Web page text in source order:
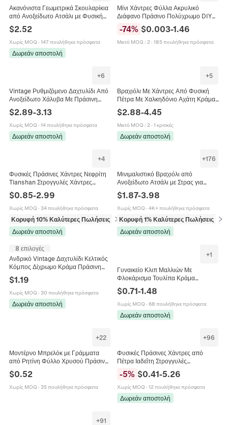
Ακανόνιστα Γεωμετρικά Σκουλαρίκια
από Ανοξείδωτο Ατσάλι με Φυσική
Αγίου Πατρικίου
$2.52
Χωρίς MOQ · 147 πουλήθηκε πρόσφατα
Δωρεάν αποστολή
Μίνι Χάντρες Φύλλα Ακρυλικό
Διάφανο Πράσινο Πολύχρωμο DIY
Σκουλαρίκια Βραχιόλια
-74% $0.003-1.46
Μικτό MOQ : 2· 185 πουλήθηκε πρόσφατα
+6
Vintage Ρυθμιζόμενο Δαχτυλίδι Από
Ανοξείδωτο Χάλυβα Με Πράσινη
Φυσική Πέτρα Bohemian Πολυτελή
Κοσμήματα
$2.89-3.13
Χωρίς MOQ · 14 πουλήθηκε πρόσφατα
Δωρεάν αποστολή
+5
Βραχιόλι Με Χάντρες Από Φυσική
Πέτρα Με Χαλκηδόνιο Αχάτη Κράμα
Μεταλλικά Στοιχεία Vintage Κινέζικο
Στυλ Κομψό Κόσμημα Για Γυναίκες
$2.88-4.45
Μικτό MOQ : 2· 1 κριτικές
Δωρεάν αποστολή
+4
Φυσικές Πράσινες Χάντρες Νεφρίτη
Tianshan Στρογγυλές Χάντρες
Πολύτιμων Λίθων Για Κατασκευή
Κοσμημάτων DIY Αξεσουάρ
Βραχιολιού Κολιέ Λείο Γυαλισμένο
$0.85-2.99
Χωρίς MOQ · 34 πουλήθηκε πρόσφατα
Κορυφή 10% Καλύτερες Πωλήσεις
σε Χάντρες
Δωρεάν αποστολή
+176
Μινιμαλιστικό Βραχιόλι από
Ανοξείδωτο Ατσάλι με Στρας για
Γυναίκες Χρυσό Ροζ Χρυσό Ασημί
Επίχρυσο Τριφύλλι Καρδιά
$1.87-3.98
Χωρίς MOQ · 4K+ πουλήθηκε πρόσφατα
Κορυφή 1% Καλύτερες Πωλήσεις
σε
Δωρεάν αποστολή
8 επιλογές
Ανδρικό Vintage Δαχτυλίδι Κελτικός
Κόμπος Δίχρωμο Κράμα Πράσινη
Πέτρα Ιρλανδική Προσευχή
Κοσμήματα
$1.19
Χωρίς MOQ · 30 πουλήθηκε πρόσφατα
Δωρεάν αποστολή
+1
Γυναικείο Κλιπ Μαλλιών Με
Φλοκάρισμα Τουλίπα Κράμα
Απομίμηση Μαργαριταριού Στρας
Γλυκό Αξεσουάρ Μαλλιών Κόκκινο
Πράσινο Φλοράλ
$0.71-1.48
Χωρίς MOQ · 68 πουλήθηκε πρόσφατα
Δωρεάν αποστολή
+22
Μοντέρνο Μπρελόκ με Γράμματα
από Ρητίνη Φύλλο Χρυσού Πράσινη
Πέτρα Αρχικό Αλφάβητο Μενταγιόν
Μπρελόκ για Τσάντα Γυναικεία
Ανδρικά Χειροποίητα Κοσμήματα
$0.52
Χωρίς MOQ · 35 πουλήθηκε πρόσφατα
+96
Φυσικές Πράσινες Χάντρες από
Πέτρα Ιαδεΐτη Στρογγυλές
Γυαλισμένες Υφή Μαρμάρου Χάντρες
για DIY Κατασκευή Κοσμημάτων
Κολιέ Βραχιόλι Υλικό
-5% $0.41-5.26
Χωρίς MOQ · 12 πουλήθηκε πρόσφατα
Δωρεάν αποστολή
+91